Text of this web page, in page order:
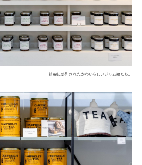
綺麗に整列されたかわいらしいジャム瓶たち。